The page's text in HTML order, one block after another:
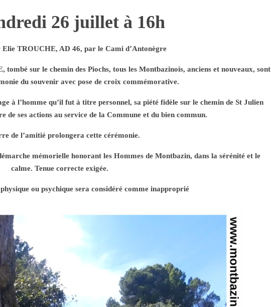
26 juillet à 16h
Elie TROUCHE, AD 46, par le Cami d’Antonègre
, tombé sur le chemin des Piochs, tous les Montbazinois, anciens et nouveaux, sont
du souvenir avec pose de croix commémorative.
à l’homme qu’il fut à titre personnel, sa piété fidèle sur le chemin de St Julien
de ses actions au service de la Commune et du bien commun.
de l’amitié prolongera cette cérémonie.
mémorielle honorant les Hommes de Montbazin, dans la sérénité et le
calme. Tenue correcte exigée.
ou psychique sera considéré comme inapproprié